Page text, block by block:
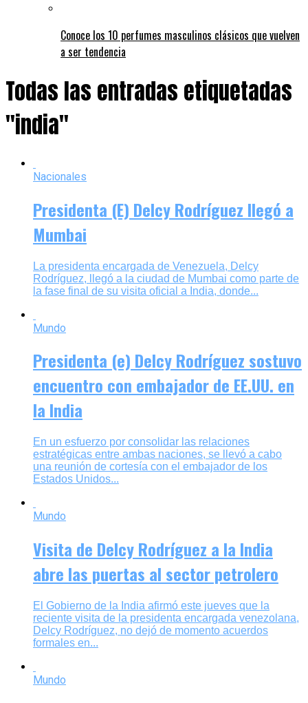
Conoce los 10 perfumes masculinos clásicos que vuelven
a ser tendencia
Todas las entradas etiquetadas
"india"
Nacionales
Presidenta (E) Delcy Rodríguez llegó a
Mumbai
La presidenta encargada de Venezuela, Delcy
Rodríguez, llegó a la ciudad de Mumbai como parte de
la fase final de su visita oficial a India, donde...
Mundo
Presidenta (e) Delcy Rodríguez sostuvo
encuentro con embajador de EE.UU. en
la India
En un esfuerzo por consolidar las relaciones
estratégicas entre ambas naciones, se llevó a cabo
una reunión de cortesía con el embajador de los
Estados Unidos...
Mundo
Visita de Delcy Rodríguez a la India
abre las puertas al sector petrolero
El Gobierno de la India afirmó este jueves que la
reciente visita de la presidenta encargada venezolana,
Delcy Rodríguez, no dejó de momento acuerdos
formales en...
Mundo